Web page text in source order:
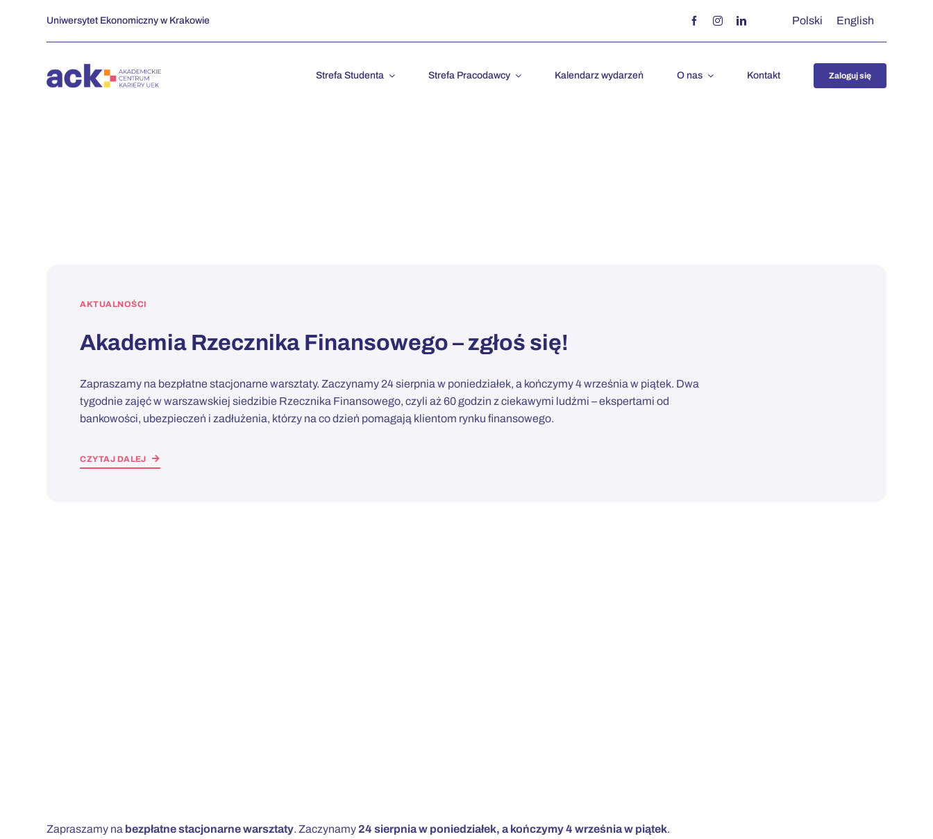
zawartości
Uniwersytet Ekonomiczny w Krakowie Polski English
Strefa Studenta Strefa Pracodawcy Kalendarz wydarzeń O nas Kontakt Zaloguj się
AKTUALNOŚCI
Akademia Rzecznika Finansowego – zgłoś się!
Zapraszamy na bezpłatne stacjonarne warsztaty. Zaczynamy 24 sierpnia w poniedziałek, a kończymy 4 września w piątek. Dwa
tygodnie zajęć w warszawskiej siedzibie Rzecznika Finansowego, czyli aż 60 godzin z ciekawymi ludźmi – ekspertami od
bankowości, ubezpieczeń i zadłużenia, którzy na co dzień pomagają klientom rynku finansowego.
CZYTAJ DALEJ
Zapraszamy na bezpłatne stacjonarne warsztaty. Zaczynamy 24 sierpnia w poniedziałek,a kończymy 4 września w piątek.